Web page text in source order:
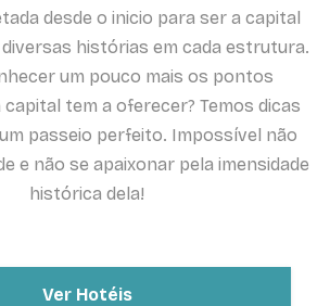
desde o inicio para ser a capital
histórias em cada estrutura.
um pouco mais os pontos
tem a oferecer? Temos dicas
passeio perfeito. Impossível não
e não se apaixonar pela imensidade
histórica dela!
Ver Hotéis